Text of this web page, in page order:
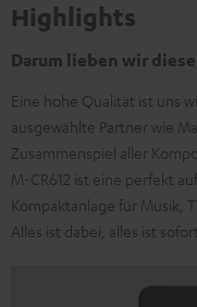
Highlights
Darum lieben wir
Eine hohe Qualität ist uns
ausgewählte Partner wie
Zusammenspiel aller
M-CR612 ist eine perfekt
Kompaktanlage für Musik,
Alles ist dabei, alles ist